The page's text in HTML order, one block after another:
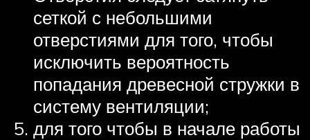
сеткой с небольшими
отверстиями для того, чтобы
исключить вероятность
попадания древесной стружки в
систему вентиляции;
для того чтобы в начале работы